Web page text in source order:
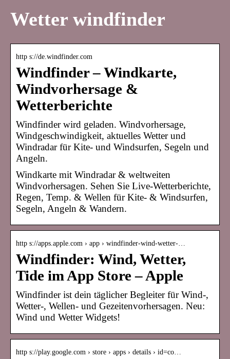
Wetter windfinder
http s://de.windfinder.com
Windfinder – Windkarte,
Windvorhersage &
Wetterberichte
Windfinder wird geladen. Windvorhersage,
Windgeschwindigkeit, aktuelles Wetter und
Windradar für Kite- und Windsurfen, Segeln und
Angeln.
Windkarte mit Windradar & weltweiten
Windvorhersagen. Sehen Sie Live-Wetterberichte,
Regen, Temp. & Wellen für Kite- & Windsurfen,
Segeln, Angeln & Wandern.
http s://apps.apple.com › app › windfinder-wind-wetter-…
Windfinder: Wind, Wetter,
Tide im App Store – Apple
Windfinder ist dein täglicher Begleiter für Wind-,
Wetter-, Wellen- und Gezeitenvorhersagen. Neu:
Wind und Wetter Widgets!
http s://play.google.com › store › apps › details › id=co…